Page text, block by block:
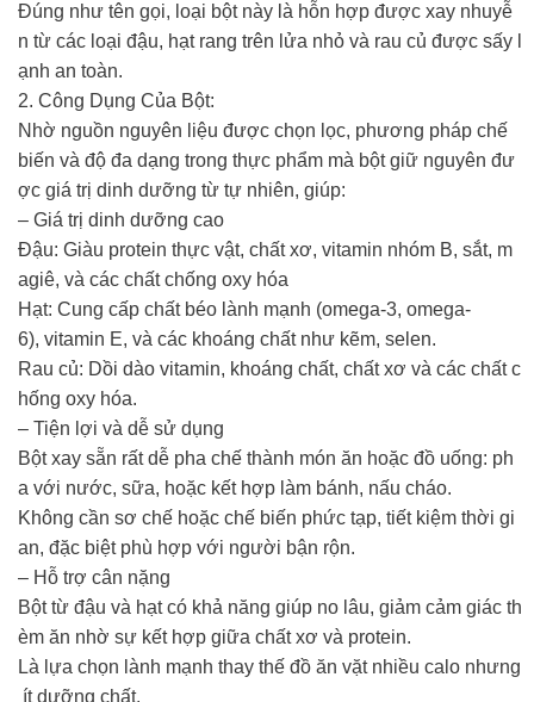
Đúng như tên gọi, loại bột này là hỗn hợp được xay nhuyễ
n từ các loại đậu, hạt rang trên lửa nhỏ và rau củ được sấy l
ạnh an toàn.
2. Công Dụng Của Bột:
Nhờ nguồn nguyên liệu được chọn lọc, phương pháp chế
biến và độ đa dạng trong thực phẩm mà bột giữ nguyên đư
ợc giá trị dinh dưỡng từ tự nhiên, giúp:
– Giá trị dinh dưỡng cao
Đậu: Giàu protein thực vật, chất xơ, vitamin nhóm B, sắt, m
agiê, và các chất chống oxy hóa
Hạt: Cung cấp chất béo lành mạnh (omega-3, omega-
6), vitamin E, và các khoáng chất như kẽm, selen.
Rau củ: Dồi dào vitamin, khoáng chất, chất xơ và các chất c
hống oxy hóa.
– Tiện lợi và dễ sử dụng
Bột xay sẵn rất dễ pha chế thành món ăn hoặc đồ uống: ph
a với nước, sữa, hoặc kết hợp làm bánh, nấu cháo.
Không cần sơ chế hoặc chế biến phức tạp, tiết kiệm thời gi
an, đặc biệt phù hợp với người bận rộn.
– Hỗ trợ cân nặng
Bột từ đậu và hạt có khả năng giúp no lâu, giảm cảm giác th
èm ăn nhờ sự kết hợp giữa chất xơ và protein.
Là lựa chọn lành mạnh thay thế đồ ăn vặt nhiều calo nhưng
ít dưỡng chất.